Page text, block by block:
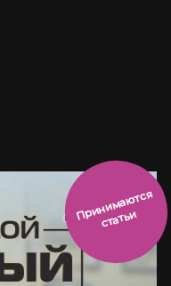
П
р
и
н
и
м
а
ют
с
я
ст
ать
и